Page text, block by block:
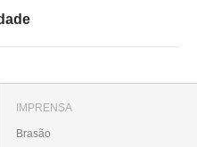
IMPRENSA
Brasão